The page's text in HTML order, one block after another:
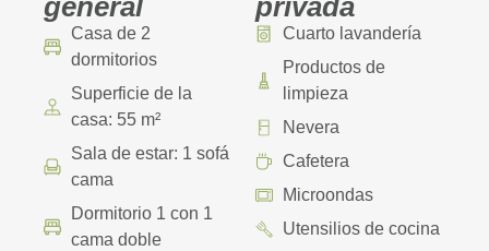
general
Casa de 2
dormitorios
Superficie de la
casa: 55 m²
Sala de estar: 1 sofá
cama
Dormitorio 1 con 1
cama doble
privada
Cuarto lavandería
Productos de
limpieza
Nevera
Cafetera
Microondas
Utensilios de cocina